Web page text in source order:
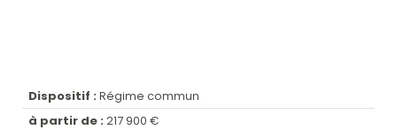
Dispositif : Régime commun
à partir de : 217 900 €